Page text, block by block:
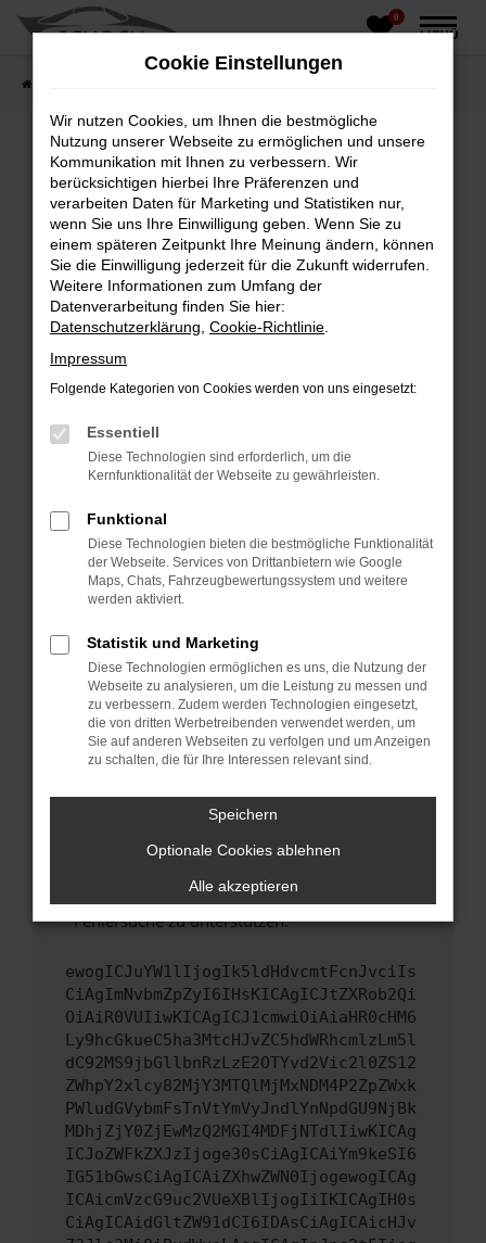
Zum
0
MENÜ
Fehler: Network Error
Beim Laden ist ein Fehler aufgetreten.
Hier sind ein paar Tipps, die dir helfen können:
Überprüfe deine Firewall und deine
Internetverbindung.
Laden andere Webseiten, zum Beispiel deine
Suchmaschine?
Prüfe deine Browsererweiterungen.
können das Laden bestimmter Seiten
verhindern. Funktioniert die Seite in einem
Fenster?
Starte dein Gerät neu.
Das kann manchmal helfen, vorübergehende
Probleme zu beheben.
Betriebssystem auf dem neuesten Stand
sind.
Veraltete Software birgt nicht nur ein
Sicherheitsrisiko, sondern kann auch dazu
führen, dass bestimmte Funktionen nicht mehr
unterstützt werden.
Wende dich an den Webseitenbetreiber.
Wenn du alle oben genannten Schritte versucht
hast, kontaktiere uns bitte. Wir werden
uns diesen Text schicken, um uns bei der
Fehlersuche zu unterstützen:
ewogICJuYW1lIjogIk5ldHdvcmtFcnJvciIs
CiAgImNvbmZpZyI6IHsKICAgICJtZXRob2Qi
OiAiR0VUIiwKICAgICJ1cmwiOiAiaHR0cHM6
Ly9hcGkueC5ha3MtcHJvZC5hdWRhcmlzLm5l
dC92MS9jbGllbnRzLzE2OTYvd2Vic2l0ZS12
ZWhpY2xlcy82MjY3MTQlMjMxNDM4P2ZpZWxk
PWludGVybmFsTnVtYmVyJndlYnNpdGU9NjBk
MDhjZjY0ZjEwMzQ2MGI4MDFjNTdlIiwKICAg
ICJoZWFkZXJzIjoge30sCiAgICAiYm9keSI6
IG51bGwsCiAgICAiZXhwZWN0IjogewogICAg
ICAicmVzcG9uc2VUeXBlIjogIiIKICAgIH0s
CiAgICAidGltZW91dCI6IDAsCiAgICAicHJv
Cookie Einstellungen
Wir nutzen Cookies, um Ihnen die bestmögliche
Nutzung unserer Webseite zu ermöglichen und unsere
Kommunikation mit Ihnen zu verbessern. Wir
berücksichtigen hierbei Ihre Präferenzen und
verarbeiten Daten für Marketing und Statistiken nur,
wenn Sie uns Ihre Einwilligung geben. Wenn Sie zu
einem späteren Zeitpunkt Ihre Meinung ändern, können
Sie die Einwilligung jederzeit für die Zukunft widerrufen.
Weitere Informationen zum Umfang der
Datenverarbeitung finden Sie hier:
Datenschutzerklärung Cookie-Richtlinie
Impressum
Folgende Kategorien von Cookies werden von uns eingesetzt:
Essentiell
Diese Technologien sind erforderlich, um die
Kernfunktionalität der Webseite zu gewährleisten.
Funktional
Diese Technologien bieten die bestmögliche Funktionalität
der Webseite. Services von Drittanbietern wie Google
Maps, Chats, Fahrzeugbewertungssystem und weitere
werden aktiviert.
Statistik und Marketing
Diese Technologien ermöglichen es uns, die Nutzung der
Webseite zu analysieren, um die Leistung zu messen und
zu verbessern. Zudem werden Technologien eingesetzt,
die von dritten Werbetreibenden verwendet werden, um
Sie auf anderen Webseiten zu verfolgen und um Anzeigen
zu schalten, die für Ihre Interessen relevant sind.
Speichern
Optionale Cookies ablehnen
Alle akzeptieren